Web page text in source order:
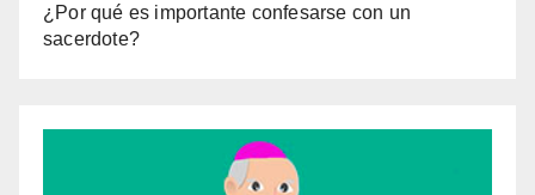
¿Por qué es importante confesarse con un
sacerdote?